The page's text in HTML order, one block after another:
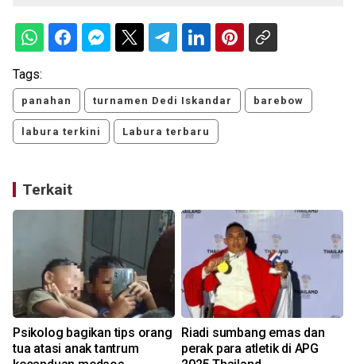
Tags:
panahan turnamen Dedi Iskandar barebow
labura terkini Labura terbaru
Terkait
Psikolog bagikan tips orang
tua atasi anak tantrum
Riadi sumbang emas dan
perak para atletik di APG